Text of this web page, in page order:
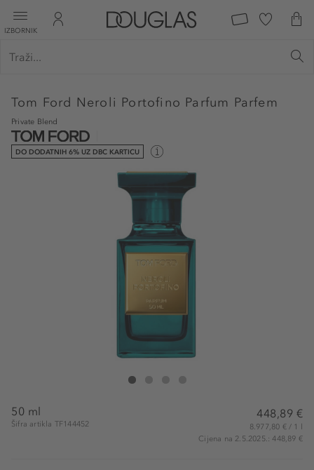
IZBORNIK
Tom Ford Neroli Portofino Parfum Parfem
Private Blend
DO DODATNIH 6% UZ DBC KARTICU
Tom Ford Neroli Portofino Parfum
50 ml
Šifra artikla TF144452
448,89 €
8.977,80 € / 1 l
Cijena na 2.5.2025.: 448,89 €